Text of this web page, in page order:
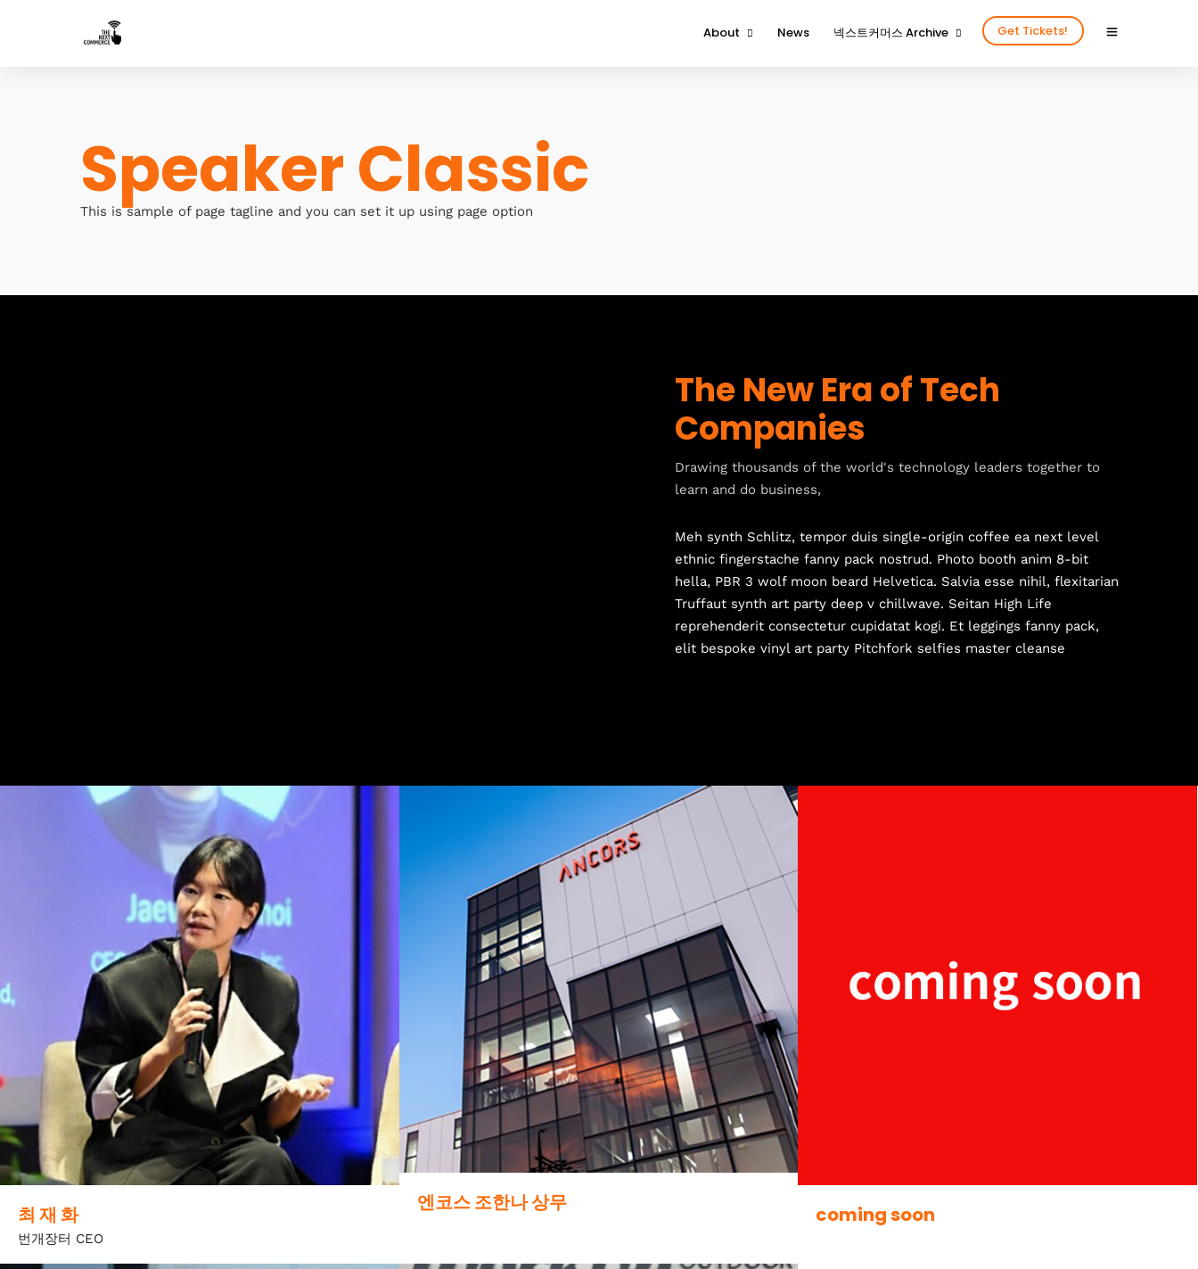
About News 넥스트커머스 Archive Get Tickets!
Speaker Classic
This is sample of page tagline and you can set it up using page option
The New Era of Tech
Companies
Drawing thousands of the world's technology leaders together to
learn and do business,
Meh synth Schlitz, tempor duis single-origin coffee ea next level
ethnic fingerstache fanny pack nostrud. Photo booth anim 8-bit
hella, PBR 3 wolf moon beard Helvetica. Salvia esse nihil, flexitarian
Truffaut synth art party deep v chillwave. Seitan High Life
reprehenderit consectetur cupidatat kogi. Et leggings fanny pack,
elit bespoke vinyl art party Pitchfork selfies master cleanse
최 재 화
번개장터 CEO
엔코스 조한나 상무 coming soon